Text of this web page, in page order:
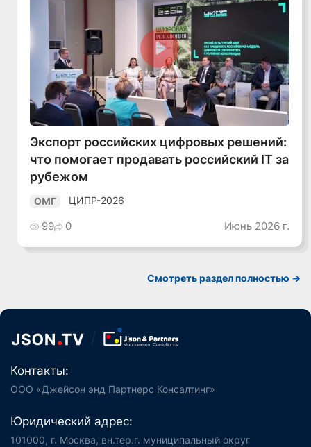
Смотреть видео
Экспорт российских цифровых решений:
что помогает продавать российский IT за
рубежом
ОМГ ЦИПР-2026
99 0 Июнь 2026 г.
Смотреть раздел полностью ->
Контакты:
ООО «Джейсон энд Партнерс Консалтинг»
Юридический адрес:
101000, г. Москва, вн.тер.г. муниципальный округ